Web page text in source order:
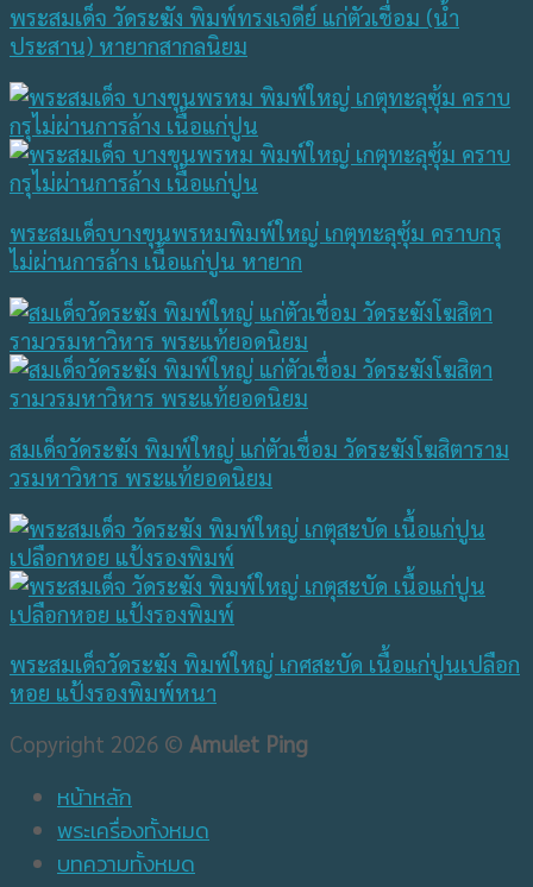
พระสมเด็จ วัดระฆัง พิมพ์ทรงเจดีย์ แก่ตัวเชื่อม (น้ำ
ประสาน) หายากสากลนิยม
พระสมเด็จบางขุนพรหมพิมพ์ใหญ่ เกตุทะลุซุ้ม คราบกรุ
ไม่ผ่านการล้าง เนื้อแก่ปูน หายาก
สมเด็จวัดระฆัง พิมพ์ใหญ่ แก่ตัวเชื่อม วัดระฆังโฆสิตาราม
วรมหาวิหาร พระแท้ยอดนิยม
พระสมเด็จวัดระฆัง พิมพ์ใหญ่ เกศสะบัด เนื้อแก่ปูนเปลือก
หอย แป้งรองพิมพ์หนา
Copyright 2026 © Amulet Ping
หน้าหลัก
พระเครื่องทั้งหมด
บทความทั้งหมด